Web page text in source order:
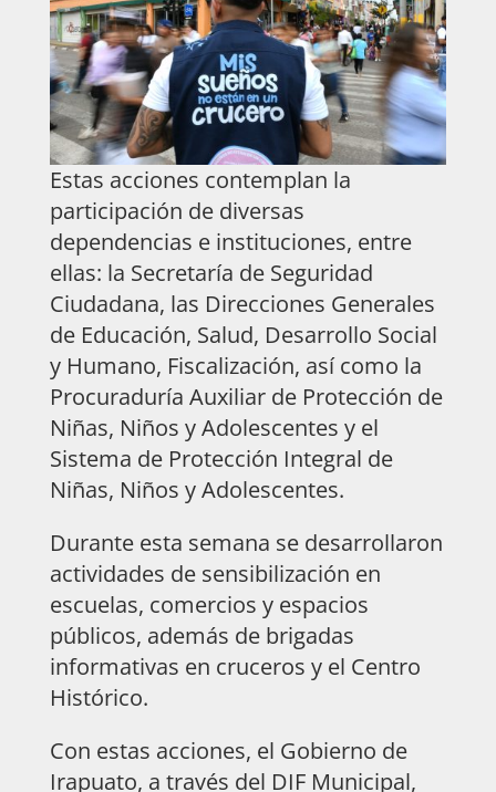
Estas acciones contemplan la
participación de diversas
dependencias e instituciones, entre
ellas: la Secretaría de Seguridad
Ciudadana, las Direcciones Generales
de Educación, Salud, Desarrollo Social
y Humano, Fiscalización, así como la
Procuraduría Auxiliar de Protección de
Niñas, Niños y Adolescentes y el
Sistema de Protección Integral de
Niñas, Niños y Adolescentes.
Durante esta semana se desarrollaron
actividades de sensibilización en
escuelas, comercios y espacios
públicos, además de brigadas
informativas en cruceros y el Centro
Histórico.
Con estas acciones, el Gobierno de
Irapuato, a través del DIF Municipal,